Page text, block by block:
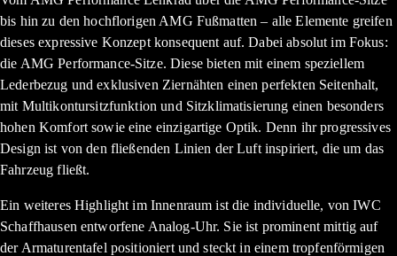
bis hin zu den hochflorigen AMG Fußmatten – alle Elemente greifen
dieses expressive Konzept konsequent auf. Dabei absolut im Fokus:
die AMG Performance-Sitze. Diese bieten mit einem speziellem
Lederbezug und exklusiven Ziernähten einen perfekten Seitenhalt,
mit Multikontursitzfunktion und Sitzklimatisierung einen besonders
hohen Komfort sowie eine einzigartige Optik. Denn ihr progressives
Design ist von den fließenden Linien der Luft inspiriert, die um das
Fahrzeug fließt.
Ein weiteres Highlight im Innenraum ist die individuelle, von IWC
Schaffhausen entworfene Analog-Uhr. Sie ist prominent mittig auf
der Armaturentafel positioniert und steckt in einem tropfenförmigen